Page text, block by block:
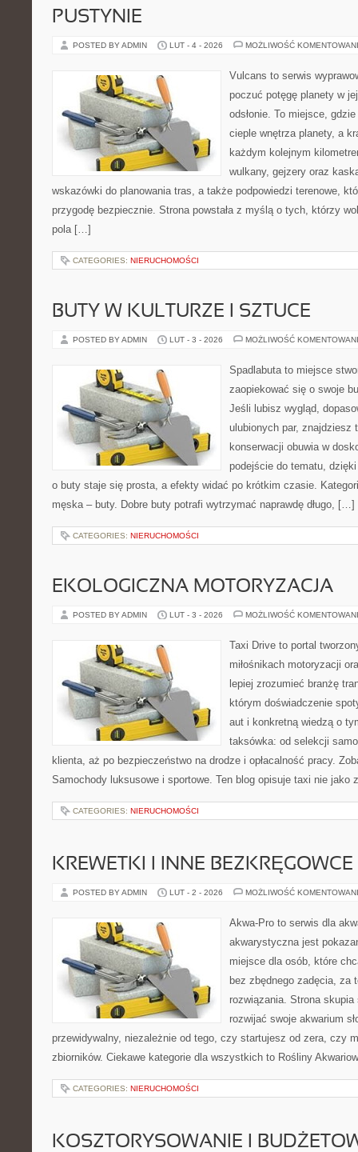
PUSTYNIE
POSTED BY ADMIN LUT - 4 - 2026 MOŻLIWOŚĆ
Vulcans to serwis
poczuć potęgę planety w
odsłonie. To miejsce,
cieple wnętrza planety, a
każdym kolejnym
wulkany, gejzery oraz
wskazówki do planowania tras, a także podpowiedzi terenowe,
przygodę bezpiecznie. Strona powstała z myślą o tych, którzy
pola […]
CATEGORIES: NIERUCHOMOŚCI
BUTY W KULTURZE I SZTUCE
POSTED BY ADMIN LUT - 3 - 2026 MOŻLIWOŚĆ
Spadlabuta to miejsce
zaopiekować się o swoje
Jeśli lubisz wygląd,
ulubionych par, znajdziesz
konserwacji obuwia w
podejście do tematu,
o buty staje się prosta, a efekty widać po krótkim czasie.
męska – buty. Dobre buty potrafi wytrzymać naprawdę długo, […]
CATEGORIES: NIERUCHOMOŚCI
EKOLOGICZNA MOTORYZACJA
POSTED BY ADMIN LUT - 3 - 2026 MOŻLIWOŚĆ
Taxi Drive to portal
miłośnikach motoryzacji
lepiej zrozumieć branżę
którym doświadczenie
aut i konkretną wiedzą o
taksówka: od selekcji
klienta, aż po bezpieczeństwo na drodze i opłacalność pracy.
Samochody luksusowe i sportowe. Ten blog opisuje taxi nie jako
CATEGORIES: NIERUCHOMOŚCI
KREWETKI I INNE BEZKRĘGOWCE
POSTED BY ADMIN LUT - 2 - 2026 MOŻLIWOŚĆ
Akwa-Pro to serwis dla
akwarystyczna jest
miejsce dla osób, które
bez zbędnego zadęcia, za
rozwiązania. Strona
rozwijać swoje akwarium
przewidywalny, niezależnie od tego, czy startujesz od zera, czy
zbiorników. Ciekawe kategorie dla wszystkich to Rośliny
CATEGORIES: NIERUCHOMOŚCI
KOSZTORYSOWANIE I